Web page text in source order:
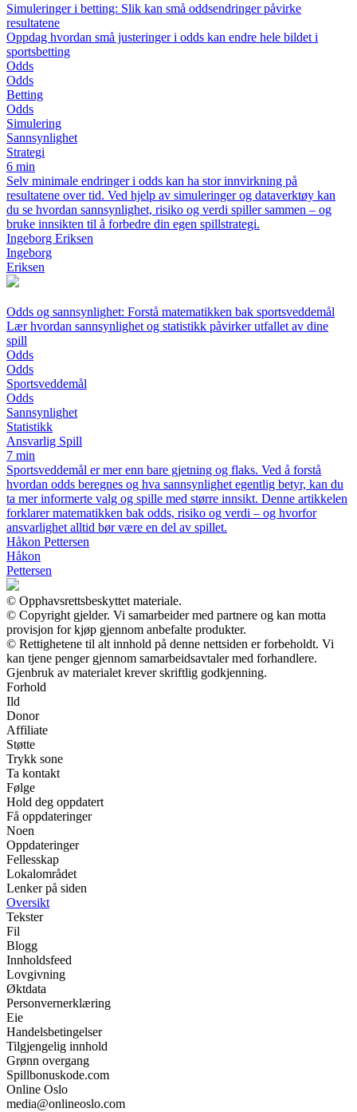
Simuleringer i betting: Slik kan små oddsendringer påvirke
resultatene
Oppdag hvordan små justeringer i odds kan endre hele bildet i
sportsbetting
Odds
Odds
Betting
Odds
Simulering
Sannsynlighet
Strategi
6 min
Selv minimale endringer i odds kan ha stor innvirkning på
resultatene over tid. Ved hjelp av simuleringer og dataverktøy kan
du se hvordan sannsynlighet, risiko og verdi spiller sammen – og
bruke innsikten til å forbedre din egen spillstrategi.
Ingeborg Eriksen
Ingeborg
Eriksen
Odds og sannsynlighet: Forstå matematikken bak sportsveddemål
Lær hvordan sannsynlighet og statistikk påvirker utfallet av dine
spill
Odds
Odds
Sportsveddemål
Odds
Sannsynlighet
Statistikk
Ansvarlig Spill
7 min
Sportsveddemål er mer enn bare gjetning og flaks. Ved å forstå
hvordan odds beregnes og hva sannsynlighet egentlig betyr, kan du
ta mer informerte valg og spille med større innsikt. Denne artikkelen
forklarer matematikken bak odds, risiko og verdi – og hvorfor
ansvarlighet alltid bør være en del av spillet.
Håkon Pettersen
Håkon
Pettersen
© Opphavsrettsbeskyttet materiale.
© Copyright gjelder. Vi samarbeider med partnere og kan motta
provisjon for kjøp gjennom anbefalte produkter.
© Rettighetene til alt innhold på denne nettsiden er forbeholdt. Vi
kan tjene penger gjennom samarbeidsavtaler med forhandlere.
Gjenbruk av materialet krever skriftlig godkjenning.
Forhold
Ild
Donor
Affiliate
Støtte
Trykk sone
Ta kontakt
Følge
Hold deg oppdatert
Få oppdateringer
Noen
Oppdateringer
Fellesskap
Lokalområdet
Lenker på siden
Oversikt
Tekster
Fil
Blogg
Innholdsfeed
Lovgivning
Øktdata
Personvernerklæring
Eie
Handelsbetingelser
Tilgjengelig innhold
Grønn overgang
Spillbonuskode.com
Online Oslo
media@onlineoslo.com